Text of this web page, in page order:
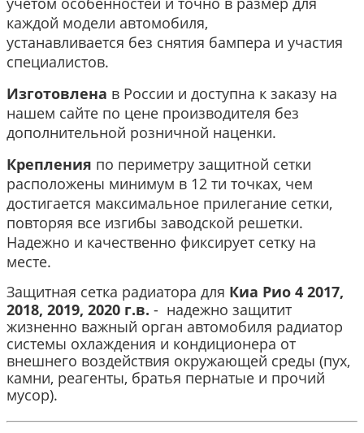
каждой модели автомобиля,
устанавливается без снятия бампера и участия
специалистов.
Изготовлена в России и доступна к заказу на
нашем сайте по цене производителя без
дополнительной розничной наценки.
Крепления по периметру защитной сетки
расположены минимум в 12 ти точках, чем
достигается максимальное прилегание сетки,
повторяя все изгибы заводской решетки.
Надежно и качественно фиксирует сетку на
месте.
Защитная сетка радиатора для Киа Рио 4 2017,
2018, 2019, 2020 г.в. - надежно защитит
жизненно важный орган автомобиля радиатор
системы охлаждения и кондиционера от
внешнего воздействия окружающей среды (пух,
камни, реагенты, братья пернатые и прочий
мусор).